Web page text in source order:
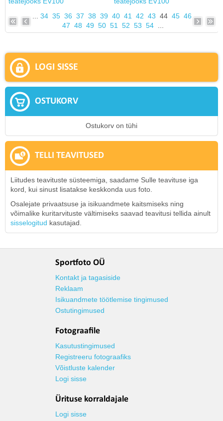
34 35 36 37 38 39 40 41 42 43 44 45 46
47 48 49 50 51 52 53 54...
LOGI SISSE
OSTUKORV
Ostukorv on tühi
TELLI TEAVITUSED
Liitudes teavituste süsteemiga, saadame Sulle teavituse iga
kord, kui sinust lisatakse keskkonda uus foto.
Osalejate privaatsuse ja isikuandmete kaitsmiseks ning
võimalike kuritarvituste vältimiseks saavad teavitusi tellida ainult
sisselogitud kasutajad.
Sportfoto OÜ
Kontakt ja tagasiside
Reklaam
Isikuandmete töötlemise tingimused
Ostutingimused
Fotograafile
Kasutustingimused
Registreeru fotograafiks
Võistluste kalender
Logi sisse
Ürituse korraldajale
Logi sisse